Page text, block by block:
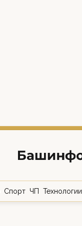
Спорт ЧП Технологии